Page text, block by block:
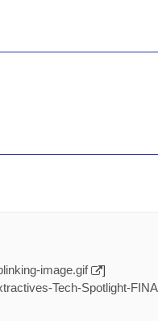
image.gif
]
Tech-Spotlight-